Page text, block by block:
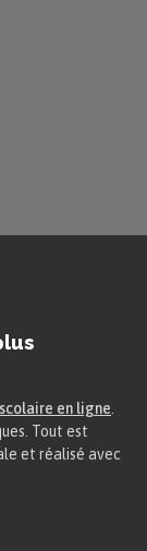
en ligne
Tout est
et réalisé avec